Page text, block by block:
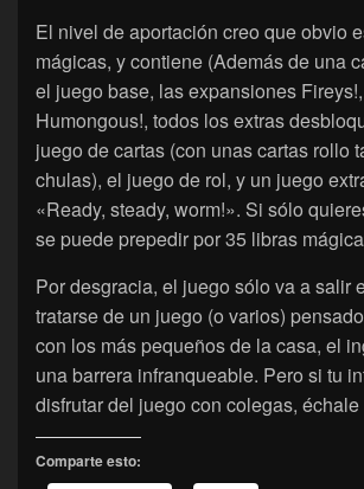
El nivel de aportación creo que obvio
mágicas, y contiene (Además de una
el juego base, las expansiones
Humongous!, todos los extras
juego de cartas (con unas cartas rollo
chulas), el juego de rol, y un juego
«Ready, steady, worm!». Si sólo
se puede prepedir por 35 libras
Por desgracia, el juego sólo va a salir
tratarse de un juego (o varios)
con los más pequeños de la casa, el
una barrera infranqueable. Pero si tu
disfrutar del juego con colegas, échale
Comparte esto: